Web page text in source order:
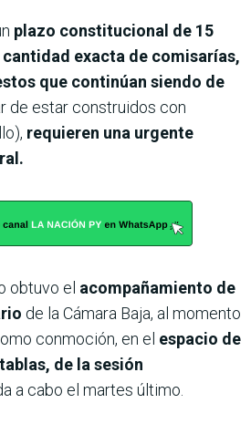
plazo constitucional de 15
exacta de comisarías,
que continúan siendo de
de estar construidos con
requieren una urgente
obtuvo el acompañamiento de
de la Cámara Baja, al momento
conmoción, en el espacio de
de la sesión
a cabo el martes último.